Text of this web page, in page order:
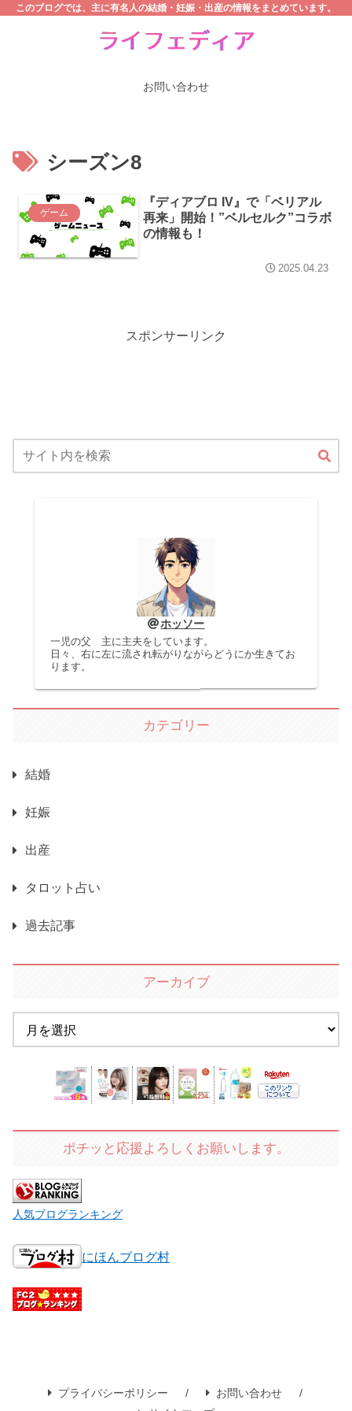
このブログでは、主に有名人の結婚・妊娠・出産の情報をまとめています。
お問い合わせ
シーズン8
ゲーム
『ディアブロ IV』で「ベリアル
再来」開始！”ベルセルク”コラボ
の情報も！
2025.04.23
スポンサーリンク
ホッソー
一児の父 主に主夫をしています。
日々、右に左に流され転がりながらどうにか生きてお
ります。
カテゴリー
結婚
妊娠
出産
タロット占い
過去記事
アーカイブ
ポチッと応援よろしくお願いします。
人気ブログランキング
にほんブログ村
プライバシーポリシー
お問い合わせ